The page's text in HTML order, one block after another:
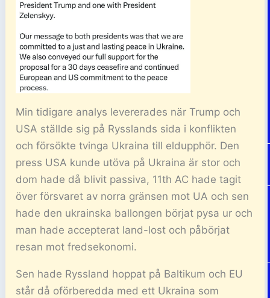
Min tidigare analys levererades när Trump och
USA ställde sig på Rysslands sida i konflikten
och försökte tvinga Ukraina till eldupphör. Den
press USA kunde utöva på Ukraina är stor och
dom hade då blivit passiva, 11th AC hade tagit
över försvaret av norra gränsen mot UA och sen
hade den ukrainska ballongen börjat pysa ur och
man hade accepterat land-lost och påbörjat
resan mot fredsekonomi.
Sen hade Ryssland hoppat på Baltikum och EU
står då oförberedda med ett Ukraina som